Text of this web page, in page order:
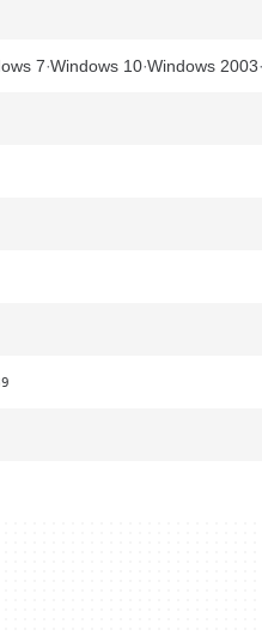
7 Windows 10 Windows 2003